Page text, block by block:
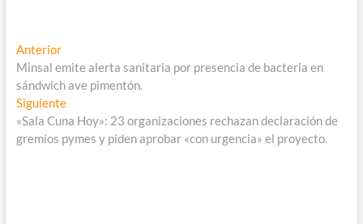
Navegación
de
entradas
AnteriorEntrada
anterior:
Minsal emite alerta sanitaria por presencia de bacteria en
sándwich ave pimentón.
SiguienteEntrada
siguiente:
«Sala Cuna Hoy»: 23 organizaciones rechazan declaración de
gremios pymes y piden aprobar «con urgencia» el proyecto.